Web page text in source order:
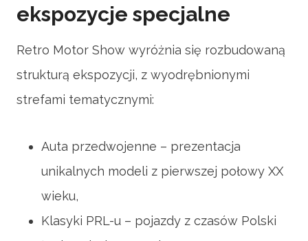
ekspozycje specjalne
Retro Motor Show wyróżnia się rozbudowaną
strukturą ekspozycji, z wyodrębnionymi
strefami tematycznymi:
Auta przedwojenne – prezentacja
unikalnych modeli z pierwszej połowy XX
wieku,
Klasyki PRL-u – pojazdy z czasów Polski